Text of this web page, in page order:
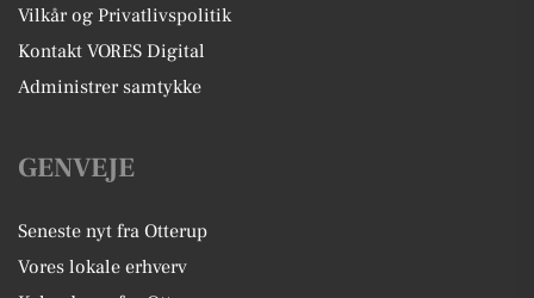
Vilkår og Privatlivspolitik
Kontakt VORES Digital
Administrer samtykke
GENVEJE
Seneste nyt fra Otterup
Vores lokale erhverv